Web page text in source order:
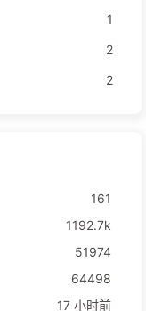
1
2
2
161
1192.7k
51974
64498
17 小时前